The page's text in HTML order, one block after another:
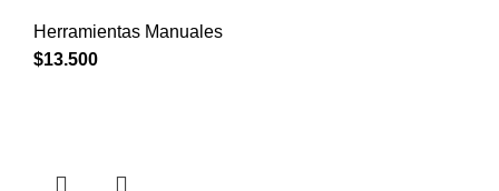
Herramientas Manuales
$13.500